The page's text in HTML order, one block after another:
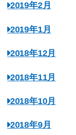
2019年2月
2019年1月
2018年12月
2018年11月
2018年10月
2018年9月